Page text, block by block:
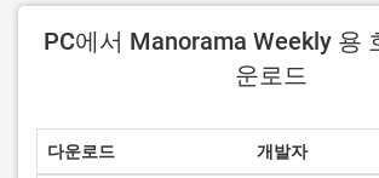
PC에서 Manorama Weekly 용
운로드
다운로드 개발자